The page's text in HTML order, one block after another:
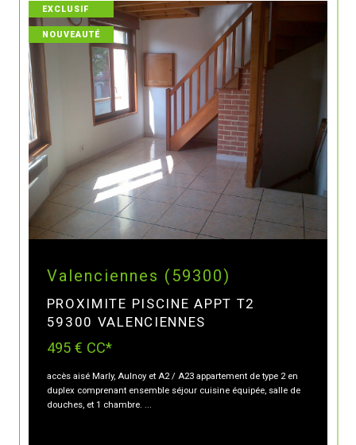
Valenciennes (59300)
PROXIMITE PISCINE APPT T2
59300 VALENCIENNES
495 € CC*
accès aisé Marly, Aulnoy et A2 / A23 appartement de type 2 en
duplex comprenant ensemble séjour cuisine équipée, salle de
douches, et 1 chambre. ...
EXCLUSIF
NOUVEAUTÉ